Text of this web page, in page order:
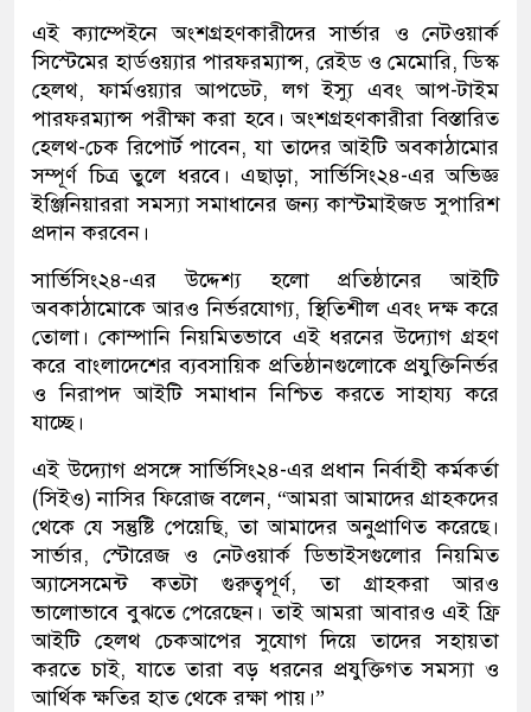
এই ক্যাম্পেইনে অংশগ্রহণকারীদের সার্ভার ও নেটওয়ার্ক
সিস্টেমের হার্ডওয়্যার পারফরম্যান্স, রেইড ও মেমোরি, ডিস্ক
হেলথ, ফার্মওয়্যার আপডেট, লগ ইস্যু এবং আপ-টাইম
পারফরম্যান্স পরীক্ষা করা হবে। অংশগ্রহণকারীরা বিস্তারিত
হেলথ-চেক রিপোর্ট পাবেন, যা তাদের আইটি অবকাঠামোর
সম্পূর্ণ চিত্র তুলে ধরবে। এছাড়া, সার্ভিসিং২৪-এর অভিজ্ঞ
ইঞ্জিনিয়াররা সমস্যা সমাধানের জন্য কাস্টমাইজড সুপারিশ
প্রদান করবেন।
সার্ভিসিং২৪-এর উদ্দেশ্য হলো প্রতিষ্ঠানের আইটি
অবকাঠামোকে আরও নির্ভরযোগ্য, স্থিতিশীল এবং দক্ষ করে
তোলা। কোম্পানি নিয়মিতভাবে এই ধরনের উদ্যোগ গ্রহণ
করে বাংলাদেশের ব্যবসায়িক প্রতিষ্ঠানগুলোকে প্রযুক্তিনির্ভর
ও নিরাপদ আইটি সমাধান নিশ্চিত করতে সাহায্য করে
যাচ্ছে।
এই উদ্যোগ প্রসঙ্গে সার্ভিসিং২৪-এর প্রধান নির্বাহী কর্মকর্তা
(সিইও) নাসির ফিরোজ বলেন, “আমরা আমাদের গ্রাহকদের
থেকে যে সন্তুষ্টি পেয়েছি, তা আমাদের অনুপ্রাণিত করেছে।
সার্ভার, স্টোরেজ ও নেটওয়ার্ক ডিভাইসগুলোর নিয়মিত
অ্যাসেসমেন্ট কতটা গুরুত্বপূর্ণ, তা গ্রাহকরা আরও
ভালোভাবে বুঝতে পেরেছেন। তাই আমরা আবারও এই ফ্রি
আইটি হেলথ চেকআপের সুযোগ দিয়ে তাদের সহায়তা
করতে চাই, যাতে তারা বড় ধরনের প্রযুক্তিগত সমস্যা ও
আর্থিক ক্ষতির হাত থেকে রক্ষা পায়।”